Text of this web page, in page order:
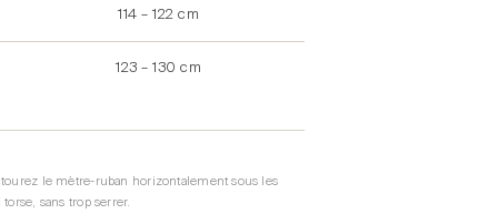
114 – 122 cm
123 – 130 cm
le mètre-ruban horizontalement sous les
sans trop serrer.